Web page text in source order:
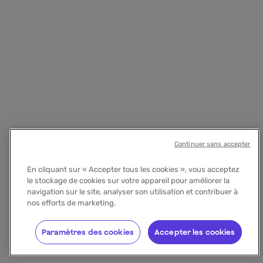
En cliquant sur « Accepter tous les cookies », vous acceptez
le stockage de cookies sur votre appareil pour améliorer la
navigation sur le site, analyser son utilisation et contribuer à
nos efforts de marketing.
Accepter les cookies
Paramètres des cookies
Continuer sans accepter